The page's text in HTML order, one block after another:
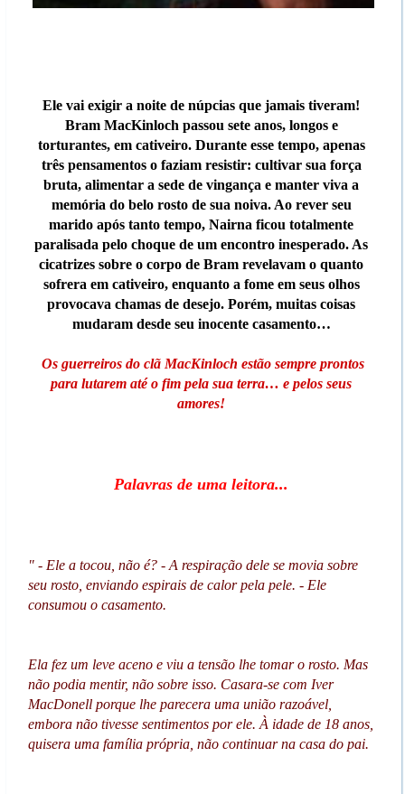
Ele vai exigir a noite de núpcias que jamais tiveram!
Bram MacKinloch passou sete anos, longos e
torturantes, em cativeiro. Durante esse tempo, apenas
três pensamentos o faziam resistir: cultivar sua força
bruta, alimentar a sede de vingança e manter viva a
memória do belo rosto de sua noiva. Ao rever seu
marido após tanto tempo, Nairna ficou totalmente
paralisada pelo choque de um encontro inesperado. As
cicatrizes sobre o corpo de Bram revelavam o quanto
sofrera em cativeiro, enquanto a fome em seus olhos
provocava chamas de desejo. Porém, muitas coisas
mudaram desde seu inocente casamento…
Os guerreiros do clã MacKinloch estão sempre prontos
para lutarem até o fim pela sua terra… e pelos seus
amores!
Palavras de uma leitora...
" - Ele a tocou, não é? - A respiração dele se movia sobre
seu rosto, enviando espirais de calor pela pele. - Ele
consumou o casamento.
Ela fez um leve aceno e viu a tensão lhe tomar o rosto. Mas
não podia mentir, não sobre isso. Casara-se com Iver
MacDonell porque lhe parecera uma união razoável,
embora não tivesse sentimentos por ele. À idade de 18 anos,
quisera uma família própria, não continuar na casa do pai.